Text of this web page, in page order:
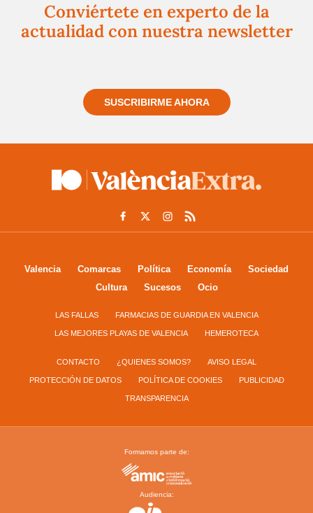
Conviértete en experto de la
actualidad con nuestra newsletter
SUSCRIBIRME AHORA
Valencia Comarcas Política Economía
Sociedad
Cultura
Sucesos Ocio
LAS FALLAS FARMACIAS DE GUARDIA EN VALENCIA
LAS MEJORES PLAYAS DE VALENCIA HEMEROTECA
CONTACTO ¿QUIENES SOMOS? AVISO LEGAL
PROTECCIÓN DE DATOS POLÍTICA DE COOKIES PUBLICIDAD
TRANSPARENCIA
Formamos parte de:
Audiencia: